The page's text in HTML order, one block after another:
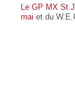
Le GP MX St
mai et du